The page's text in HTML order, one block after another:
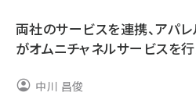
yahoo (1901)
ecbeing (1207)
両社のサービスを連携、アパ
がオムニチャネルサービスを
中川 昌俊